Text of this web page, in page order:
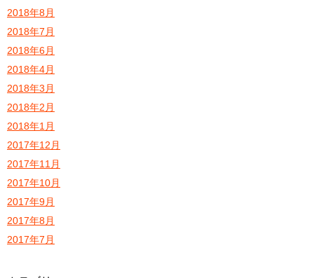
2018年8月
2018年7月
2018年6月
2018年4月
2018年3月
2018年2月
2018年1月
2017年12月
2017年11月
2017年10月
2017年9月
2017年8月
2017年7月